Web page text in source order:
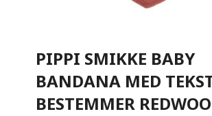
PIPPI SMIKKE BABY
BANDANA MED
BESTEMMER